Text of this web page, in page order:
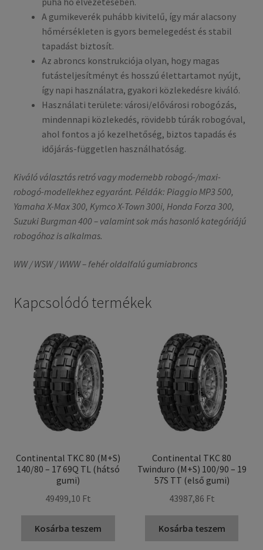
A gumikeverék puhább kivitelű, így már alacsony
hőmérsékleten is gyors bemelegedést és stabil
tapadást biztosít.
Az abroncs konstrukciója olyan, hogy magas
futásteljesítményt és hosszú élettartamot nyújt,
így napi használatra, gyakori közlekedésre kiváló.
Használati területe: városi/elővárosi robogózás,
mindennapi közlekedés, rövidebb túrák robogóval,
ahol fontos a jó kezelhetőség, biztos tapadás és
időjárás-független használhatóság.
Kiváló választás retró vagy modernebb robogó-/maxi-
robogó-modellekhez egyaránt. Példák: Piaggio MP3 500,
Yamaha X-Max 300, Kymco X-Town 300i, Honda Forza 300,
Suzuki Burgman 400 – valamint sok más hasonló kategóriájú
robogóhoz is alkalmas.
WW / WSW / WWW – fehér oldalfalú gumiabroncs
Kapcsolódó termékek
Continental TKC 80 (M+S)
140/80 – 17 69Q TL (hátsó
gumi)
49499,10 Ft
Kosárba teszem
Continental TKC 80
Twinduro (M+S) 100/90 – 19
57S TT (első gumi)
43987,86 Ft
Kosárba teszem